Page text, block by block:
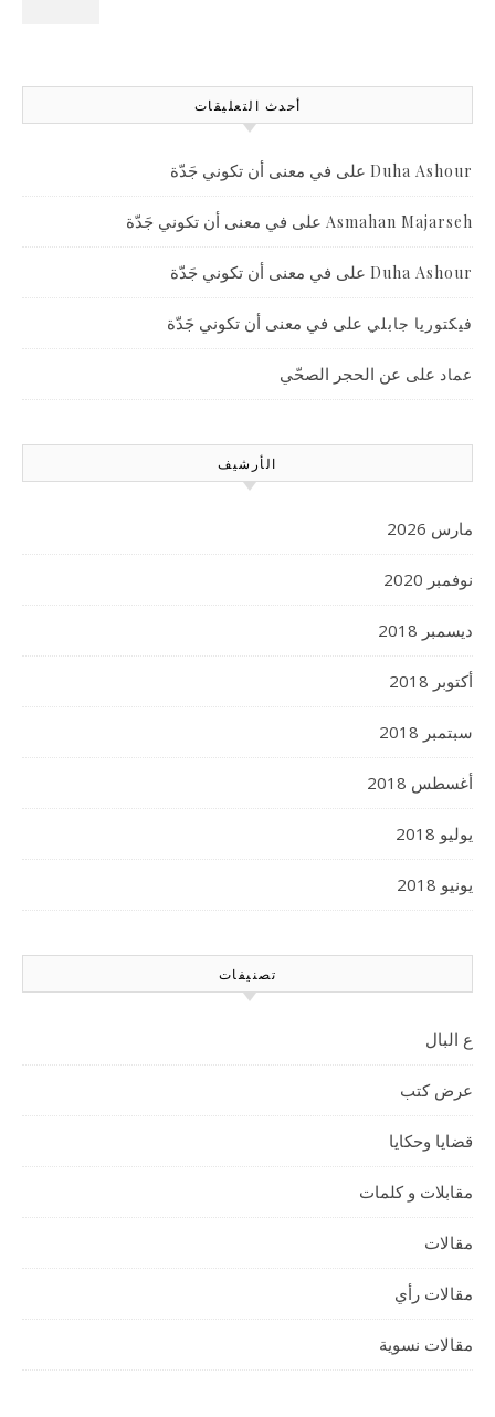
أحدث التعليقات
Duha Ashour على في معنى أن تكوني جَدّة
Asmahan Majarseh على في معنى أن تكوني جَدّة
Duha Ashour على في معنى أن تكوني جَدّة
فيكتوريا جابلي على في معنى أن تكوني جَدّة
عماد على عن الحجر الصحّي
الأرشيف
مارس 2026
نوفمبر 2020
ديسمبر 2018
أكتوبر 2018
سبتمبر 2018
أغسطس 2018
يوليو 2018
يونيو 2018
تصنيفات
ع البال
عرض كتب
قضايا وحكايا
مقابلات و كلمات
مقالات
مقالات رأي
مقالات نسوية